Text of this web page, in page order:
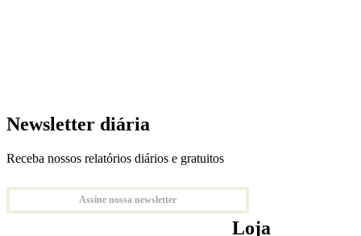
Newsletter diária
Receba nossos relatórios diários e gratuitos
Assine nossa newsletter
Loja